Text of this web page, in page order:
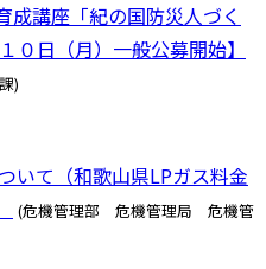
成講座「紀の国防災人づく
０日（月）一般公募開始】
)
いて（和歌山県LPガス料金
(危機管理部 危機管理局 危機管